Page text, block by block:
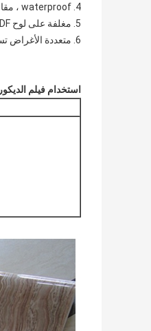
4. waterproof ، مقاومة للحريق ، صديقة للبيئة ومرنة
5. مغلفة على لوح MDF ، خشب رقائقي ، لوحة جزئية ، إلخ
6. متعددة الأغراض تستخدم لغطاء الأثاث ، وغطاء الجدار ، مما يجعل مظهر الحجر الحقيقي والرخام
استخدام فيلم الديكور PVC الحبوب الرخام